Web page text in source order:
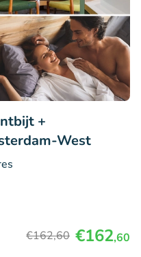
+
West
€162,60 €162,60